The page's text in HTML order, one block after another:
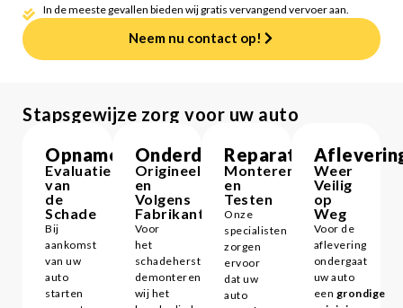
In de meeste gevallen bieden wij gratis vervangend vervoer aan.
Neem nu contact op!
Stapsgewijze zorg voor uw auto
Opname
Evaluatie
van
de
Schade
Bij
aankomst
van uw
auto
starten
Onderdelen
Origineel
en
Volgens
Fabrikant
Voor
het
schadeherstel
demonteren
wij het
Reparatie
Monteren
en
Testen
Onze
specialisten
zorgen
ervoor
dat uw
auto
Weer
Veilig
op
Weg
Voor de
aflevering
ondergaat
uw auto
een grondige